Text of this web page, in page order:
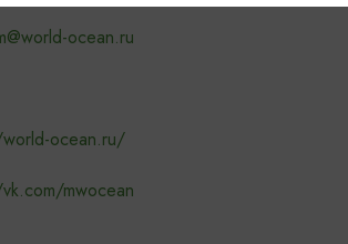
ocean.ru
ocean.ru/
mwocean